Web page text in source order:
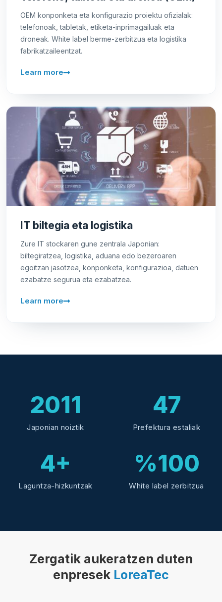
OEM konponketa eta konfigurazio proiektu ofizialak:
telefonoak, tabletak, etiketa-inprimagailuak eta
droneak. White label berme-zerbitzua eta logistika
fabrikatzaileentzat.
Learn more
IT biltegia eta logistika
Zure IT stockaren gune zentrala Japonian:
biltegiratzea, logistika, aduana edo bezeroaren
egoitzan jasotzea, konponketa, konfigurazioa, datuen
ezabatze segurua eta ezabatzea.
Learn more
2011
Japonian noiztik
47
Prefektura estaliak
4+
Laguntza-hizkuntzak
%100
White label zerbitzua
Zergatik aukeratzen duten
enpresek LoreaTec